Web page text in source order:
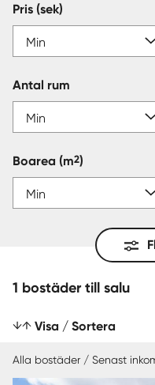
Pris (sek)
Antal rum
Boarea (m2)
1 bostäder till salu
Visa / Sortera
Alla bostäder / Senast